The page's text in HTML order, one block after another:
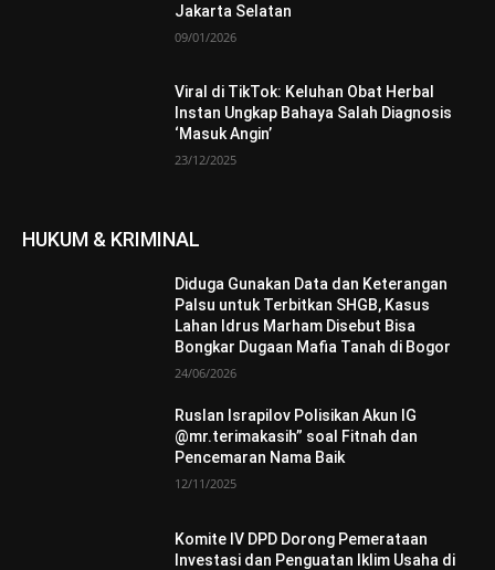
Jakarta Selatan
09/01/2026
Viral di TikTok: Keluhan Obat Herbal
Instan Ungkap Bahaya Salah Diagnosis
‘Masuk Angin’
23/12/2025
HUKUM & KRIMINAL
Diduga Gunakan Data dan Keterangan
Palsu untuk Terbitkan SHGB, Kasus
Lahan Idrus Marham Disebut Bisa
Bongkar Dugaan Mafia Tanah di Bogor
24/06/2026
Ruslan Israpilov Polisikan Akun IG
@mr.terimakasih” soal Fitnah dan
Pencemaran Nama Baik
12/11/2025
Komite IV DPD Dorong Pemerataan
Investasi dan Penguatan Iklim Usaha di